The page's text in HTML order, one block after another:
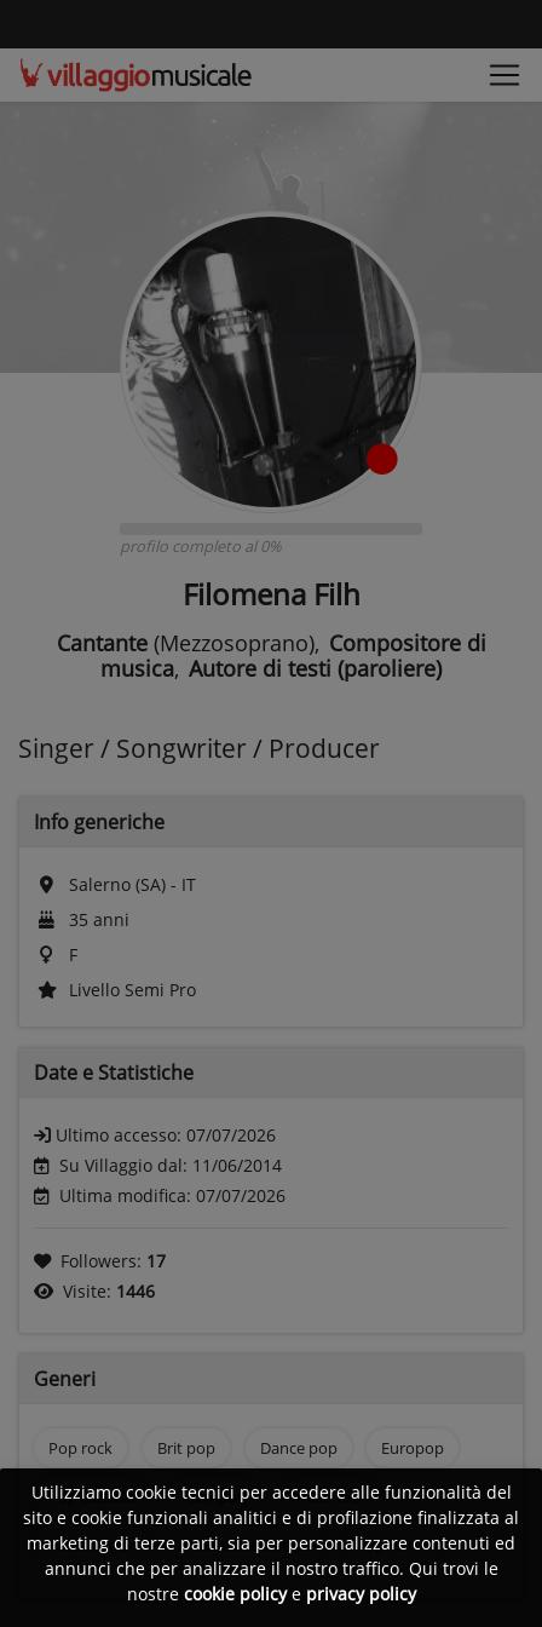
profilo completo al 0%
Filomena Filh
Cantante(Mezzosoprano), Compositore di
musica, Autore di testi (paroliere)
Singer / Songwriter / Producer
Info generiche
Salerno (SA) - IT
35 anni
F
Livello Semi Pro
Date e Statistiche
Ultimo accesso: 07/07/2026
Su Villaggio dal: 11/06/2014
Ultima modifica: 07/07/2026
Followers: 17
Visite: 1446
Generi
Pop rock Brit pop Dance pop Europop
Pop classica Teen pop Indie Rock
Acustic rock Musica elettronica Pop Punk
Utilizziamo cookie tecnici per accedere alle funzionalità del
sito e cookie funzionali analitici e di profilazione finalizzata al
marketing di terze parti, sia per personalizzare contenuti ed
annunci che per analizzare il nostro traffico. Qui trovi le
nostre cookie policye privacy policy